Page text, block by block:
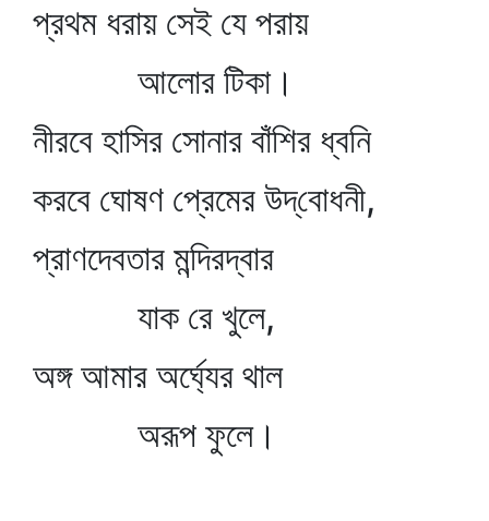
প্রথম ধরায় সেই যে পরায়
আলোর টিকা।
নীরবে হাসির সোনার বাঁশির ধ্বনি
করবে ঘোষণ প্রেমের উদ্‌বোধনী,
প্রাণদেবতার মন্দিরদ্বার
যাক রে খুলে,
অঙ্গ আমার অর্ঘ্যের থাল
অরূপ ফুলে।